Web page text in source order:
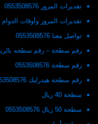
تقديرات المرور 0553508576
تقديرات المرور وأوقات الدوام 0553508576
تواصل معنا 0553508576
رقم سطحة – رقم سطحه بالرياض
رقم سطحة 0553508576
رقم سطحة هيدرليك 0553508576
سطحة 40 ريال
سطحة 50 ريال 0553508576